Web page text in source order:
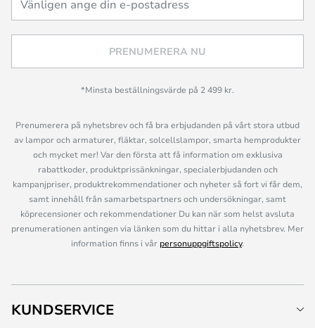
PRENUMERERA NU
*Minsta beställningsvärde på 2 499 kr.
Prenumerera på nyhetsbrev och få bra erbjudanden på vårt stora utbud
av lampor och armaturer, fläktar, solcellslampor, smarta hemprodukter
och mycket mer! Var den första att få information om exklusiva
rabattkoder, produktprissänkningar, specialerbjudanden och
kampanjpriser, produktrekommendationer och nyheter så fort vi får dem,
samt innehåll från samarbetspartners och undersökningar, samt
köprecensioner och rekommendationer Du kan när som helst avsluta
prenumerationen antingen via länken som du hittar i alla nyhetsbrev. Mer
information finns i vår personuppgiftspolicy.
KUNDSERVICE